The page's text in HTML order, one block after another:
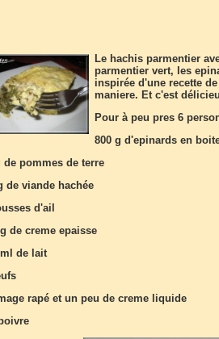
Le hachis parmentier
parmentier vert, les
inspirée d'une recette de
maniere. Et c'est
Pour à peu pres 6
800 g d'epinards en
de pommes de terre
de viande hachée
d'ail
de creme epaisse
de lait
rapé et un peu de creme liquide